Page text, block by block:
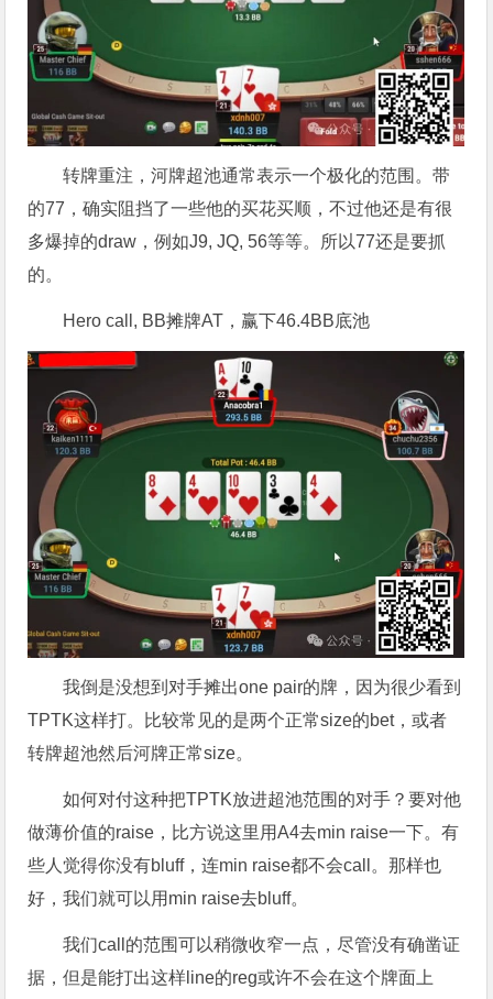
转牌重注，河牌超池通常表示一个极化的范围。带
的77，确实阻挡了一些他的买花买顺，不过他还是有很
多爆掉的draw，例如J9, JQ, 56等等。所以77还是要抓
的。
Hero call, BB摊牌AT，赢下46.4BB底池
我倒是没想到对手摊出one pair的牌，因为很少看到
TPTK这样打。比较常见的是两个正常size的bet，或者
转牌超池然后河牌正常size。
如何对付这种把TPTK放进超池范围的对手？要对他
做薄价值的raise，比方说这里用A4去min raise一下。有
些人觉得你没有bluff，连min raise都不会call。那样也
好，我们就可以用min raise去bluff。
我们call的范围可以稍微收窄一点，尽管没有确凿证
据，但是能打出这样line的reg或许不会在这个牌面上